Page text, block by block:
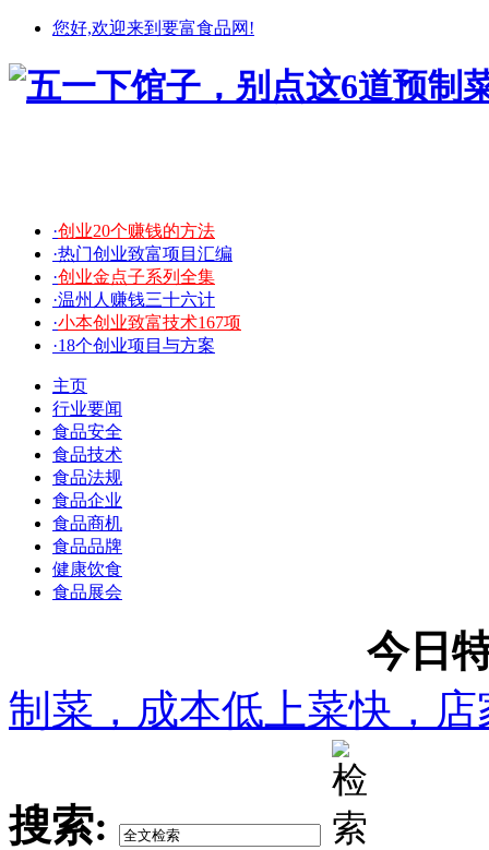
您好,欢迎来到要富食品网!
·创业20个赚钱的方法
·热门创业致富项目汇编
·创业金点子系列全集
·温州人赚钱三十六计
·小本创业致富技术167项
·18个创业项目与方案
主页
行业要闻
食品安全
食品技术
食品法规
食品企业
食品商机
食品品牌
健康饮食
食品展会
今日
制菜，成本低上菜快，
搜索: